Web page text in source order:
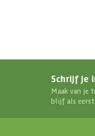
Schrijf je
Maak van je
blijf als